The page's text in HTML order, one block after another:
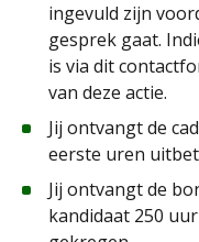
ingevuld zijn
gesprek gaat.
is via dit
van deze actie.
Jij ontvangt de
eerste uren
Jij ontvangt de
kandidaat 250